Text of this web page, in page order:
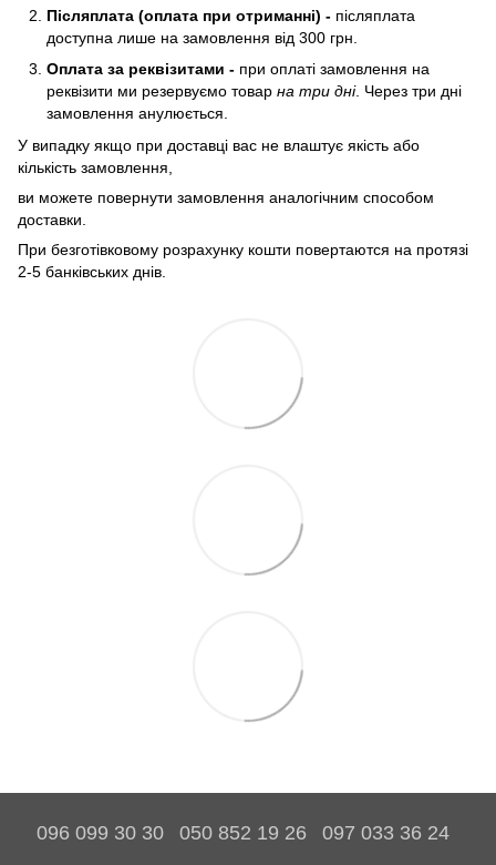
Післяплата (оплата при отриманні) - післяплата
доступна лише на замовлення від 300 грн.
Оплата за реквізитами - при оплаті замовлення на
реквізити ми резервуємо товар на три дні. Через три дні
замовлення анулюється.
У випадку якщо при доставці вас не влаштує якість або
кількість замовлення,
ви можете повернути замовлення аналогічним способом
доставки.
При безготівковому розрахунку кошти повертаются на протязі
2-5 банківських днів.
096 099 30 30 050 852 19 26 097 033 36 24